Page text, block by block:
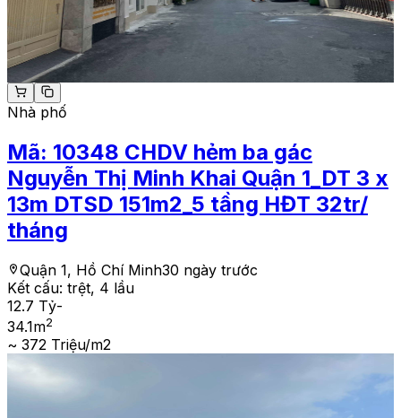
Nhà phố
Mã: 10348 CHDV hẻm ba gác
Nguyễn Thị Minh Khai Quận 1_DT 3 x
13m DTSD 151m2_5 tầng HĐT 32tr/
tháng
Quận 1, Hồ Chí Minh30 ngày trước
Kết cấu: trệt, 4 lầu
12.7 Tỷ-
34.1m2
~ 372 Triệu/m2